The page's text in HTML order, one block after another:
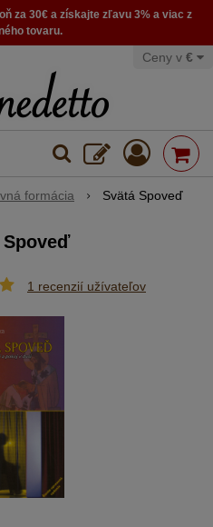
za 30€ a získajte zľavu 3% a viac z
tovaru.
Ceny v €
formácia Svätá Spoveď
Spoveď
1 recenzií užívateľov